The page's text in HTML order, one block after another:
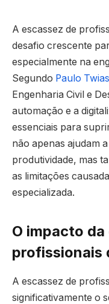
A escassez de
desafio crescente
especialmente na
Segundo Paulo
Engenharia Civil e
automação e a
essenciais para
não apenas ajudam
produtividade, mas
as limitações
especializada.
O impacto
profissionais
A escassez de
significativamente o